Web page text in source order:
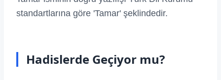
standartlarına göre 'Tamar' şeklindedir.
Hadislerde Geçiyor mu?